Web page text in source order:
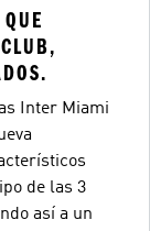
Inter Miami
de las 3
así a un